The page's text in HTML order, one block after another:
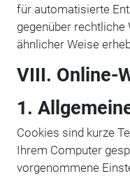
für automatisierte
gegenüber rechtliche
ähnlicher Weise
VIII. Online-
1.
Cookies sind kurze
Ihrem Computer
vorgenommene